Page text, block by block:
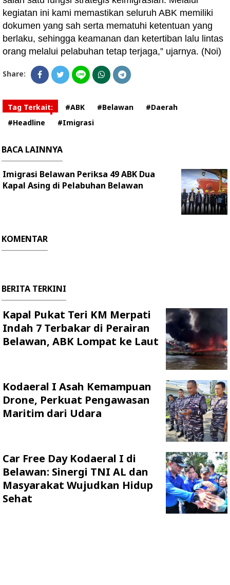
kegiatan ini kami memastikan seluruh ABK memiliki
dokumen yang sah serta mematuhi ketentuan yang
berlaku, sehingga keamanan dan ketertiban lalu lintas
orang melalui pelabuhan tetap terjaga,” ujarnya. (Noi)
Share:
Tag Terkait: #ABK #Belawan
#Daerah
#Headline
#Imigrasi
BACA LAINNYA
Imigrasi Belawan Periksa 49 ABK Dua
Kapal Asing di Pelabuhan Belawan
KOMENTAR
BERITA TERKINI
Kapal Pukat Teri KM Merpati
Indah 7 Terbakar di Perairan
Belawan, ABK Lompat ke Laut
Kodaeral I Asah Kemampuan
Drone, Perkuat Pengawasan
Maritim dari Udara
Car Free Day Kodaeral I di
Belawan: Sinergi TNI AL dan
Masyarakat Wujudkan Hidup
Sehat